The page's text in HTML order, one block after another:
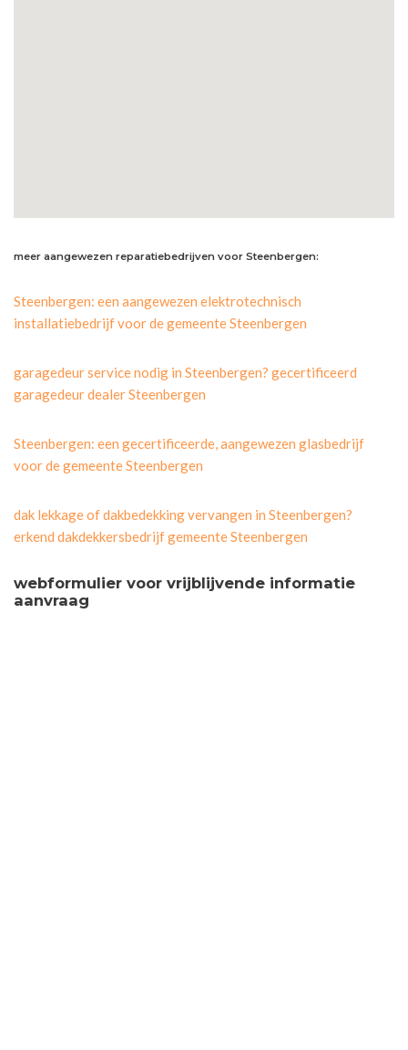
meer aangewezen reparatiebedrijven voor Steenbergen:
Steenbergen: een aangewezen elektrotechnisch
installatiebedrijf voor de gemeente Steenbergen
garagedeur service nodig in Steenbergen? gecertificeerd
garagedeur dealer Steenbergen
Steenbergen: een gecertificeerde, aangewezen glasbedrijf
voor de gemeente Steenbergen
dak lekkage of dakbedekking vervangen in Steenbergen?
erkend dakdekkersbedrijf gemeente Steenbergen
webformulier voor vrijblijvende informatie
aanvraag